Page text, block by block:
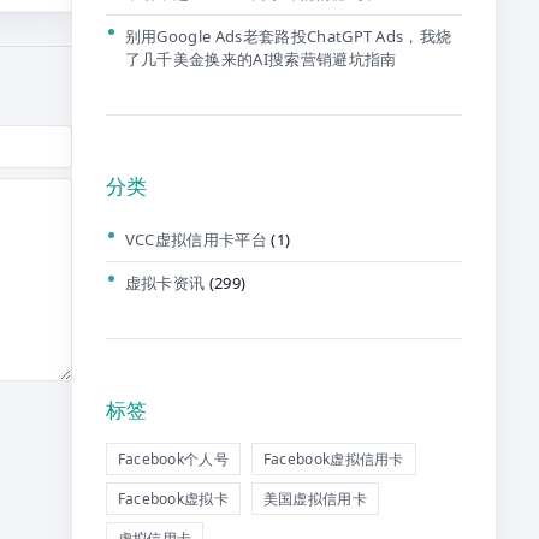
别用Google Ads老套路投ChatGPT Ads，我烧
了几千美金换来的AI搜索营销避坑指南
分类
VCC虚拟信用卡平台 (1)
虚拟卡资讯 (299)
标签
Facebook个人号
Facebook虚拟信用卡
Facebook虚拟卡
美国虚拟信用卡